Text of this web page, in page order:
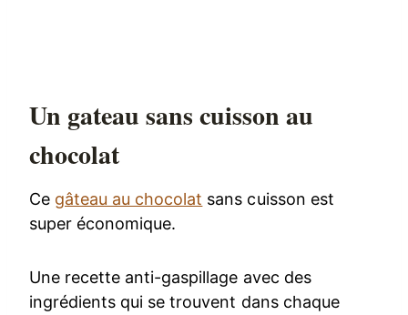
Un gateau sans cuisson au
chocolat
Ce gâteau au chocolat sans cuisson est
super économique.
Une recette anti-gaspillage avec des
ingrédients qui se trouvent dans chaque